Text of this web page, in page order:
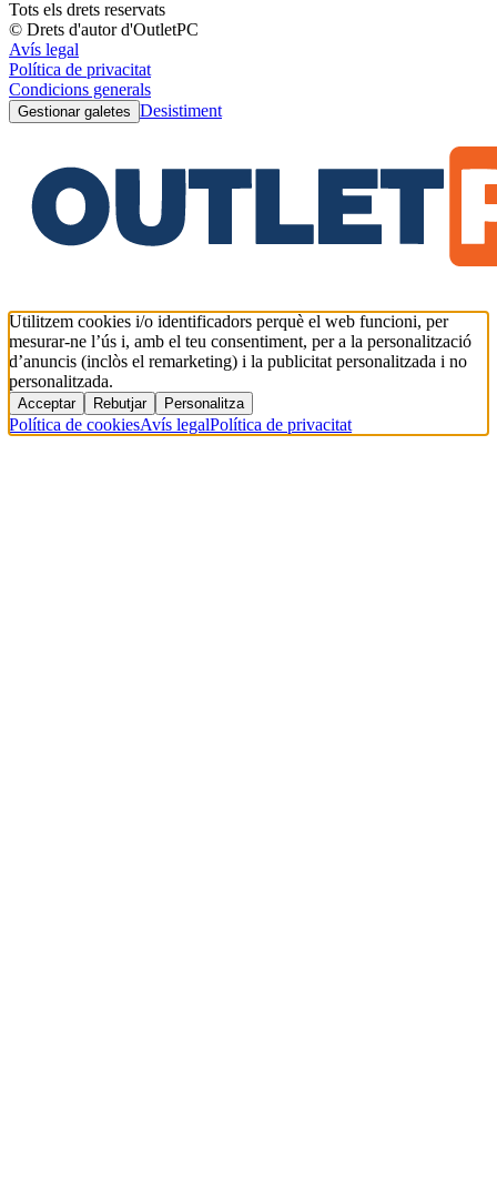
Tots els drets reservats
© Drets d'autor d'OutletPC
Avís legal
Política de privacitat
Condicions generals
Gestionar galetes Desistiment
Utilitzem cookies i/o identificadors perquè el web funcioni, per
mesurar-ne l’ús i, amb el teu consentiment, per a la personalització
d’anuncis (inclòs el remarketing) i la publicitat personalitzada i no
personalitzada.
Acceptar Rebutjar Personalitza
Política de cookiesAvís legalPolítica de privacitat